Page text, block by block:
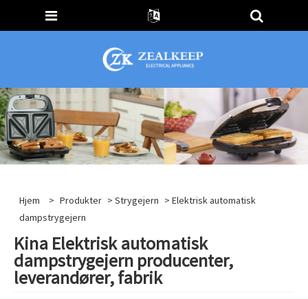
Hjem > Produkter >Strygejern > Elektrisk automatisk
dampstrygejern
Kina Elektrisk automatisk
dampstrygejern producenter,
leverandører, fabrik